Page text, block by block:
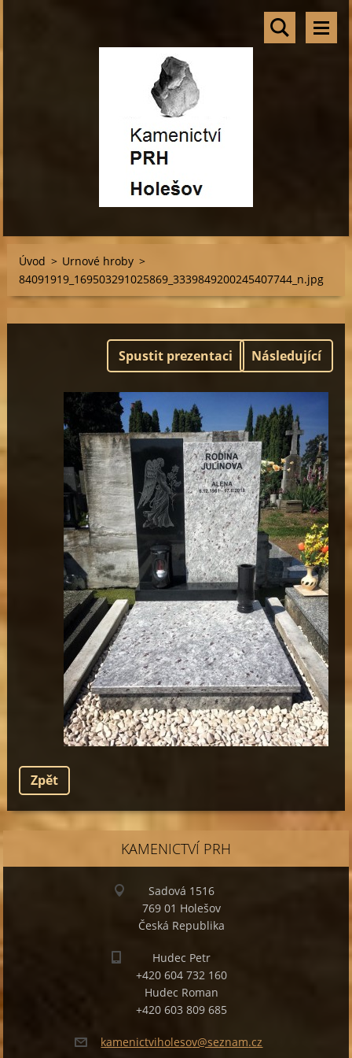
Úvod > Urnové hroby >
84091919_169503291025869_3339849200245407744_n.jpg
Spustit prezentaci Následující
Zpět
KAMENICTVÍ PRH
Sadová 1516
769 01 Holešov
Česká Republika
Hudec Petr
+420 604 732 160
Hudec Roman
+420 603 809 685
kamenictviholesov@seznam.cz